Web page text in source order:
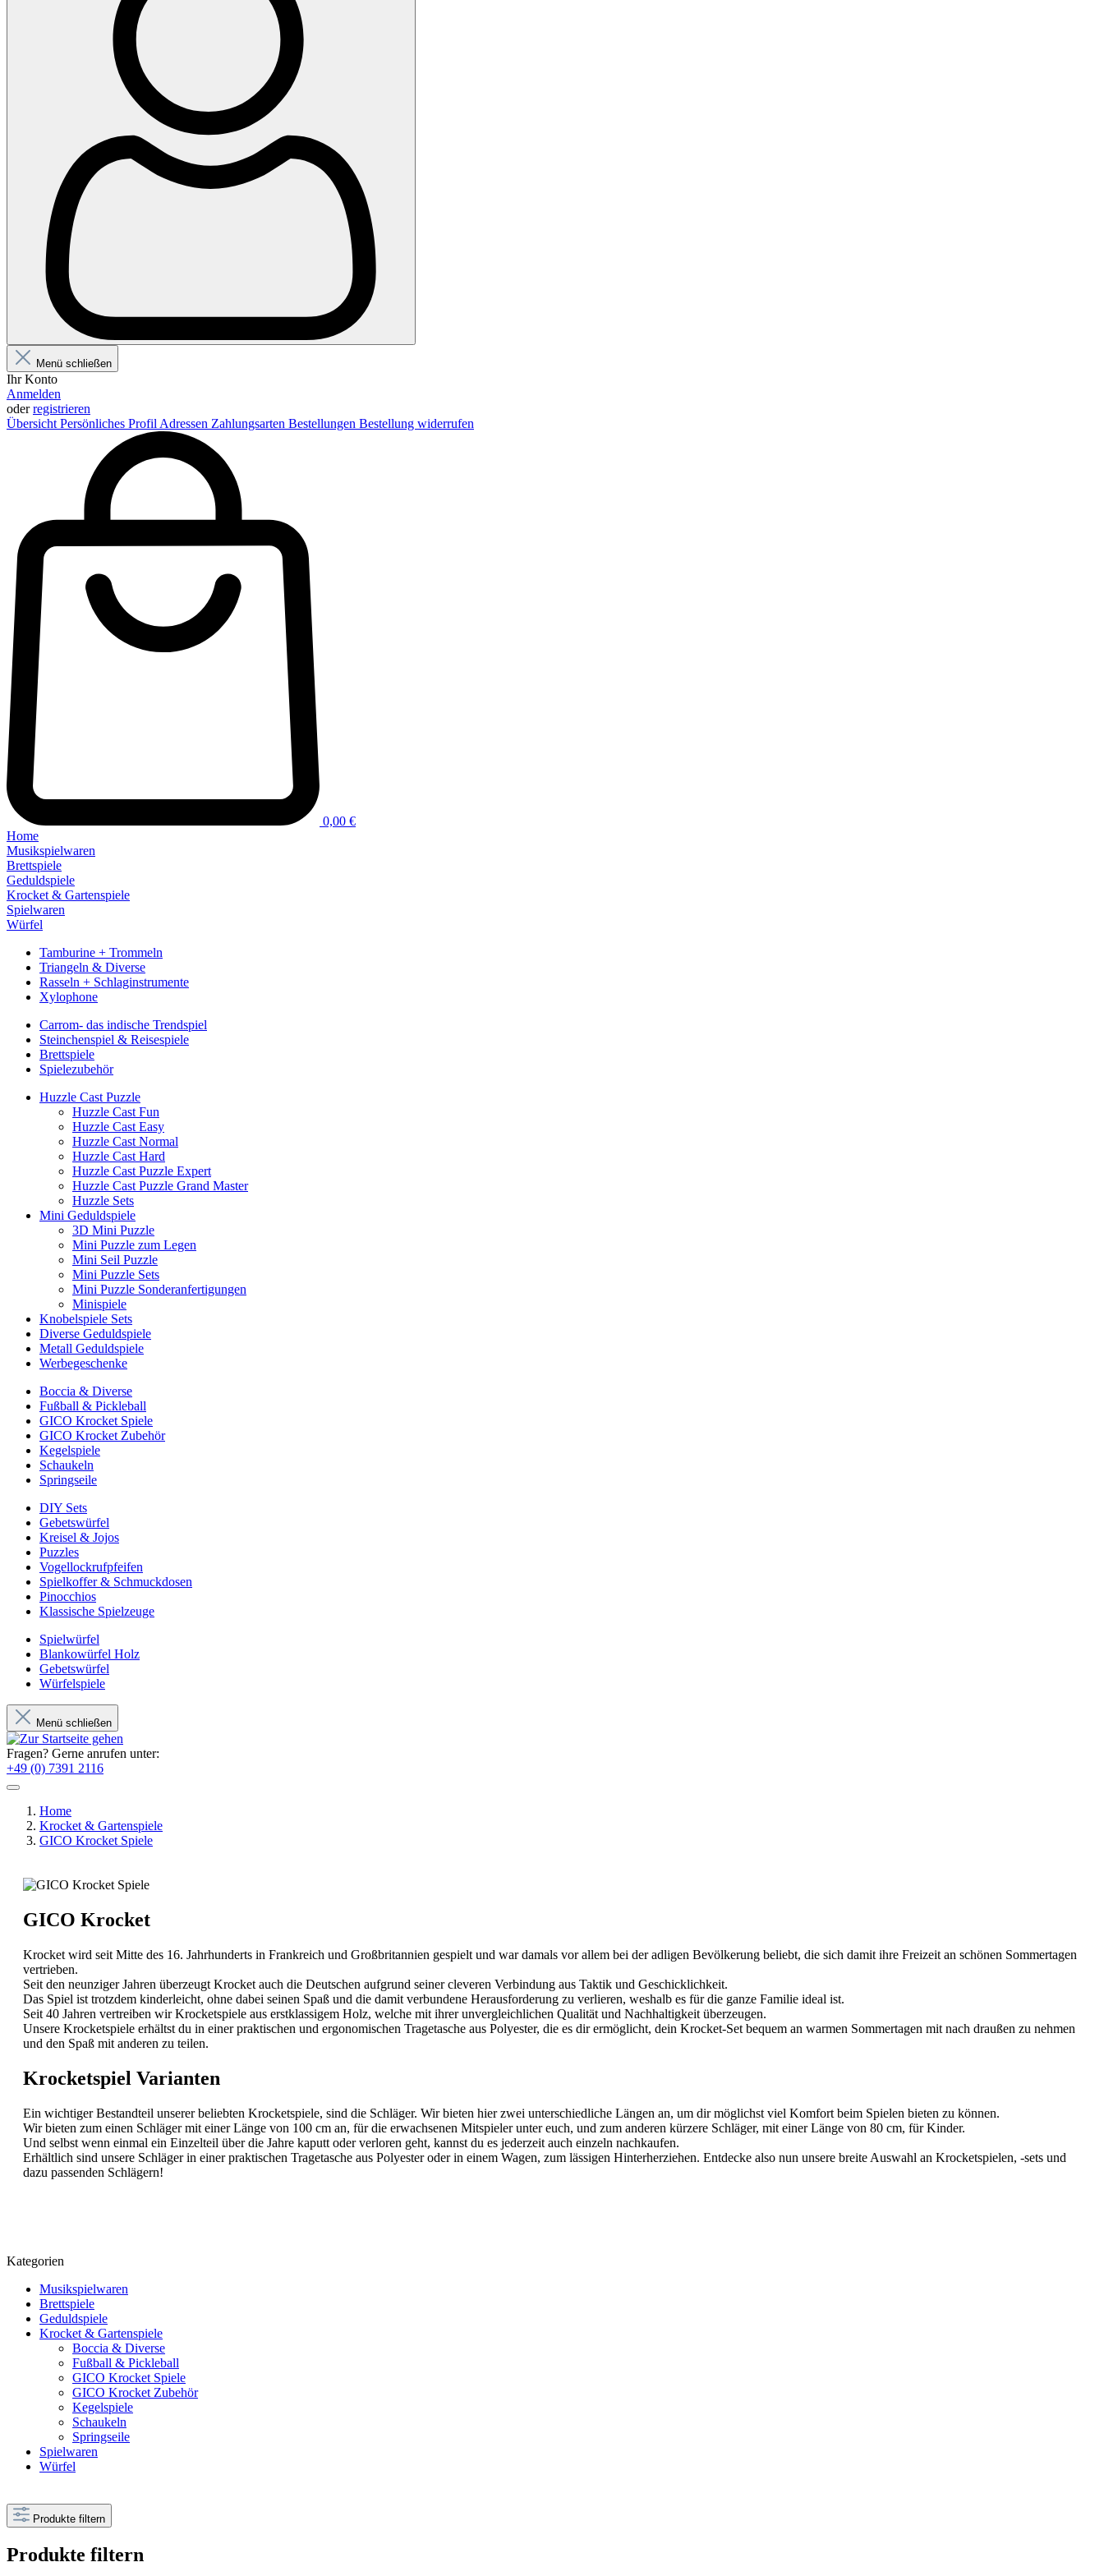
Menü schließen
Ihr Konto
Anmelden
oderregistrieren
Übersicht Persönliches Profil Adressen Zahlungsarten Bestellungen Bestellung widerrufen
0,00 €
Home
Musikspielwaren
Brettspiele
Geduldspiele
Krocket & Gartenspiele
Spielwaren
Würfel
Tamburine + Trommeln
Triangeln & Diverse
Rasseln + Schlaginstrumente
Xylophone
Carrom- das indische Trendspiel
Steinchenspiel & Reisespiele
Brettspiele
Spielezubehör
Huzzle Cast Puzzle
Huzzle Cast Fun
Huzzle Cast Easy
Huzzle Cast Normal
Huzzle Cast Hard
Huzzle Cast Puzzle Expert
Huzzle Cast Puzzle Grand Master
Huzzle Sets
Mini Geduldspiele
3D Mini Puzzle
Mini Puzzle zum Legen
Mini Seil Puzzle
Mini Puzzle Sets
Mini Puzzle Sonderanfertigungen
Minispiele
Knobelspiele Sets
Diverse Geduldspiele
Metall Geduldspiele
Werbegeschenke
Boccia & Diverse
Fußball & Pickleball
GICO Krocket Spiele
GICO Krocket Zubehör
Kegelspiele
Schaukeln
Springseile
DIY Sets
Gebetswürfel
Kreisel & Jojos
Puzzles
Vogellockrufpfeifen
Spielkoffer & Schmuckdosen
Pinocchios
Klassische Spielzeuge
Spielwürfel
Blankowürfel Holz
Gebetswürfel
Würfelspiele
Menü schließen
Fragen? Gerne anrufen unter:
+49 (0) 7391 2116
Home
Krocket & Gartenspiele
GICO Krocket Spiele
GICO Krocket
Krocket wird seit Mitte des 16. Jahrhunderts in Frankreich und Großbritannien gespielt und war damals vor allem bei der adligen Bevölkerung beliebt, die sich damit ihre Freizeit an schönen Sommertagen
vertrieben.
Seit den neunziger Jahren überzeugt Krocket auch die Deutschen aufgrund seiner cleveren Verbindung aus Taktik und Geschicklichkeit.
Das Spiel ist trotzdem kinderleicht, ohne dabei seinen Spaß und die damit verbundene Herausforderung zu verlieren, weshalb es für die ganze Familie ideal ist.
Seit 40 Jahren vertreiben wir Krocketspiele aus erstklassigem Holz, welche mit ihrer unvergleichlichen Qualität und Nachhaltigkeit überzeugen.
Unsere Krocketspiele erhältst du in einer praktischen und ergonomischen Tragetasche aus Polyester, die es dir ermöglicht, dein Krocket-Set bequem an warmen Sommertagen mit nach draußen zu nehmen
und den Spaß mit anderen zu teilen.
Krocketspiel Varianten
Ein wichtiger Bestandteil unserer beliebten Krocketspiele, sind die Schläger. Wir bieten hier zwei unterschiedliche Längen an, um dir möglichst viel Komfort beim Spielen bieten zu können.
Wir bieten zum einen Schläger mit einer Länge von 100 cm an, für die erwachsenen Mitspieler unter euch, und zum anderen kürzere Schläger, mit einer Länge von 80 cm, für Kinder.
Und selbst wenn einmal ein Einzelteil über die Jahre kaputt oder verloren geht, kannst du es jederzeit auch einzeln nachkaufen.
Erhältlich sind unsere Schläger in einer praktischen Tragetasche aus Polyester oder in einem Wagen, zum lässigen Hinterherziehen. Entdecke also nun unsere breite Auswahl an Krocketspielen, -sets und
dazu passenden Schlägern!
Kategorien
Musikspielwaren
Brettspiele
Geduldspiele
Krocket & Gartenspiele
Boccia & Diverse
Fußball & Pickleball
GICO Krocket Spiele
GICO Krocket Zubehör
Kegelspiele
Schaukeln
Springseile
Spielwaren
Würfel
Produkte filtern
Produkte filtern